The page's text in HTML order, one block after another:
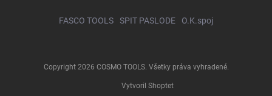
FASCO TOOLS SPIT PASLODE O.K.spoj
Vytvoril Shoptet
Copyright 2026 COSMO TOOLS. Všetky práva vyhradené.